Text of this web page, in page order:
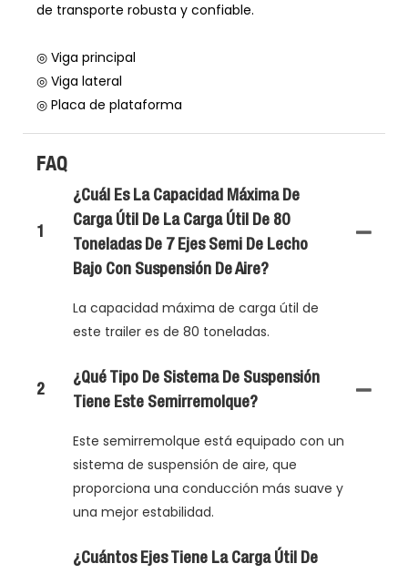
de transporte robusta y confiable.
◎ Viga principal
◎ Viga lateral
◎ Placa de plataforma
FAQ
1
¿Cuál Es La Capacidad Máxima De
Carga Útil De La Carga Útil De 80
Toneladas De 7 Ejes Semi De Lecho
Bajo Con Suspensión De Aire?
La capacidad máxima de carga útil de
este trailer es de 80 toneladas.
2
¿Qué Tipo De Sistema De Suspensión
Tiene Este Semirremolque?
Este semirremolque está equipado con un
sistema de suspensión de aire, que
proporciona una conducción más suave y
una mejor estabilidad.
¿Cuántos Ejes Tiene La Carga Útil De